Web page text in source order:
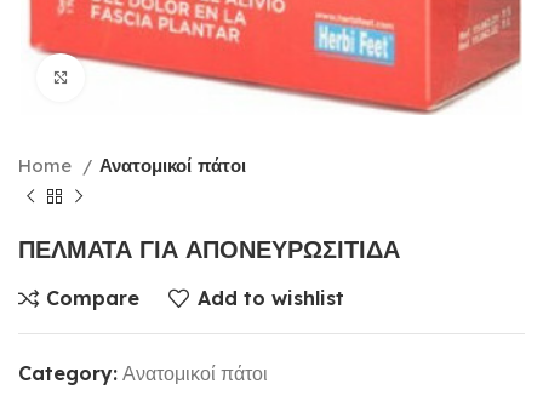
Click to enlarge
Home Ανατομικοί πάτοι
ΠΕΛΜΑΤΑ ΓΙΑ ΑΠΟΝΕΥΡΩΣΙΤΙΔΑ
Compare Add to wishlist
Category: Ανατομικοί πάτοι